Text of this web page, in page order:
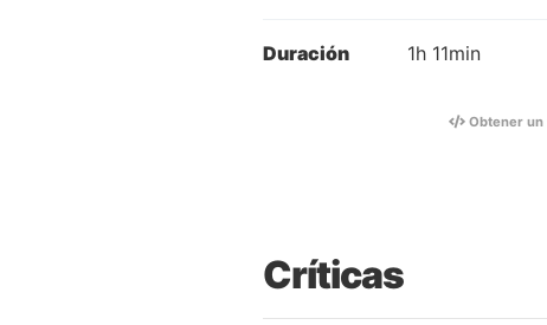
Duración 1h 11min
Obtener un
Críticas